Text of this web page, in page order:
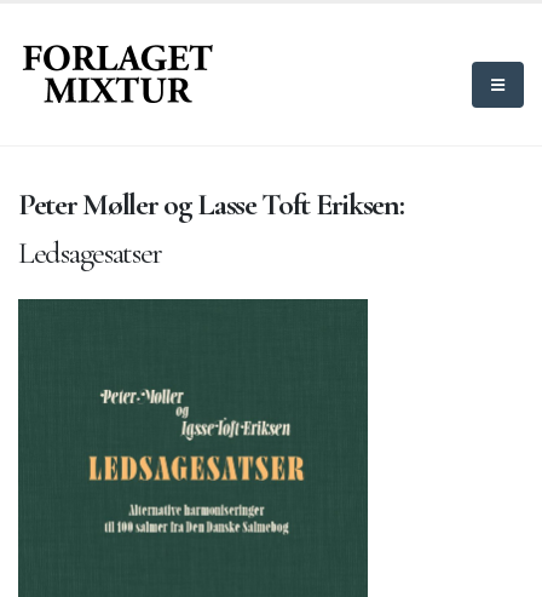
Peter Møller og Lasse Toft Eriksen:
Ledsagesatser